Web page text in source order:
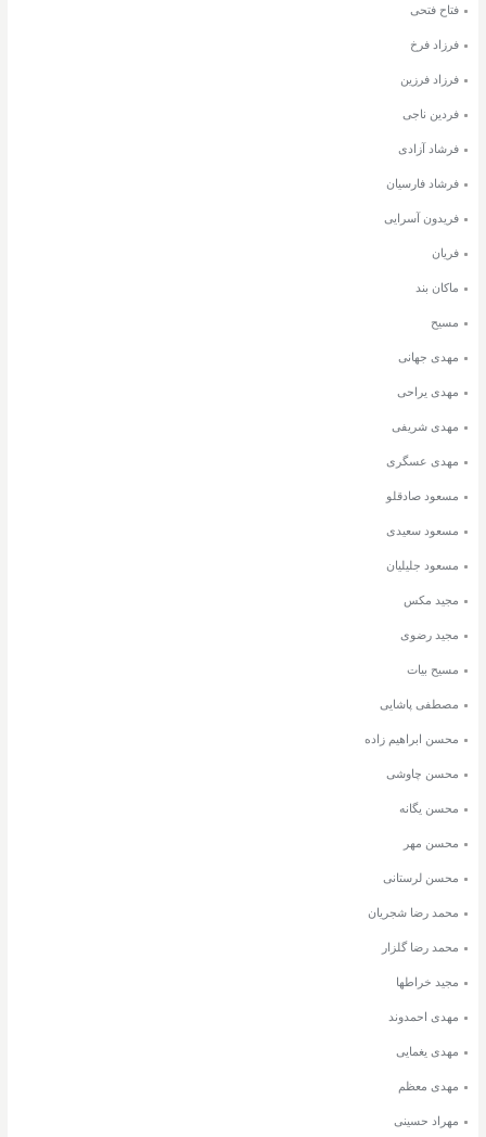
فتاح فتحی
فرزاد فرخ
فرزاد فرزین
فردین ناجی
فرشاد آزادی
فرشاد فارسیان
فریدون آسرایی
فریان
ماکان بند
مسیح
مهدی جهانی
مهدی یراحی
مهدی شریفی
مهدی عسگری
مسعود صادقلو
مسعود سعیدی
مسعود جلیلیان
مجید مکس
مجید رضوی
مسیح بیات
مصطفی پاشایی
محسن ابراهیم زاده
محسن چاوشی
محسن یگانه
محسن مهر
محسن لرستانی
محمد رضا شجریان
محمد رضا گلزار
مجید خراطها
مهدی احمدوند
مهدی یغمایی
مهدی معظم
مهراد حسینی